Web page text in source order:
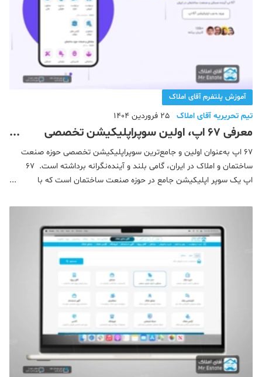
آموزش پلتفرم آقای املاک
تیم تحریریه آقای املاک 25 فروردین 1404
معرفی 67 اپ، اولین سوپراپلیکیشن تخصصی
صنعت ساختمان و املاک ایران
67 اپ به‌عنوان اولین و جامع‌ترین سوپراپلیکیشن تخصصی حوزه صنعت
ساختمان و املاک در ایران، گامی بلند و آینده‌نگرانه برداشته است. 67
اپ یک سوپر اپلیکیشن جامع در حوزه صنعت ساختمان است که با
پلتفرم با ارائه 67 خدمت تخصصی، ن